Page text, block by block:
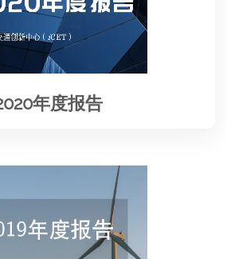
年度报告